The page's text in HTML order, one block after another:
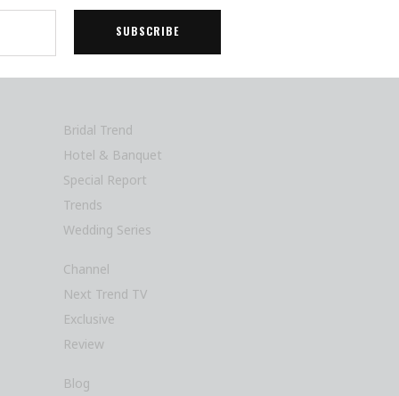
Bridal Trend
Hotel & Banquet
Special Report
Trends
Wedding Series
Channel
Next Trend TV
Exclusive
Review
Blog